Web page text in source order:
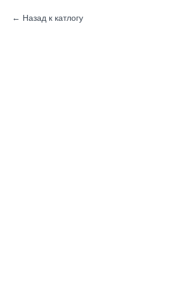
Назад к катлогу